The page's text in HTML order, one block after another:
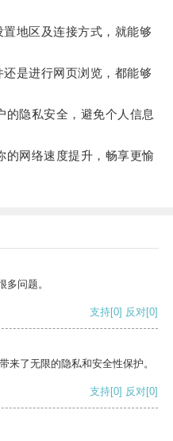
地区及连接方式，就能够
是进行网页浏览，都能够
隐私安全，避免个人信息
网络速度提升，畅享更愉
问题。
支持[0] 反对[0]
来了无限的隐私和安全性保护。
支持[0] 反对[0]